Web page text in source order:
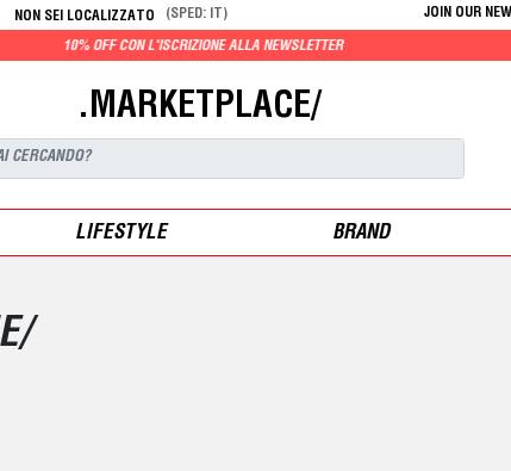
NON SEI LOCALIZZATO (SPED: IT) JOIN OUR
OFF CON L'ISCRIZIONE ALLA NEWSLETTER
.MARKETPLACE/
LIFESTYLE BRAND